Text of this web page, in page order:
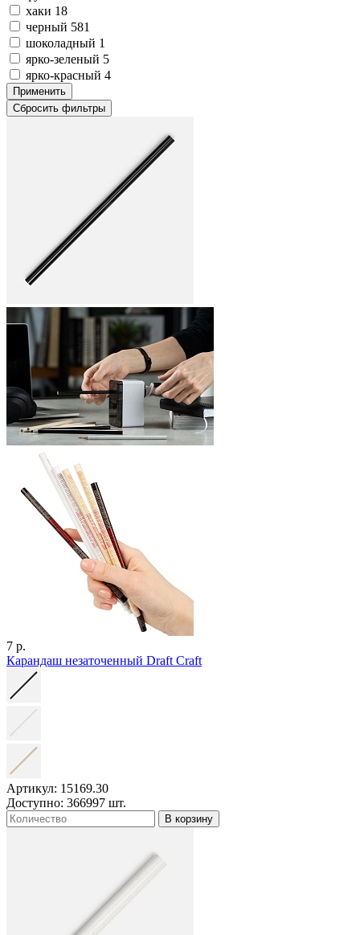
хаки 18
черный 581
шоколадный 1
ярко-зеленый 5
ярко-красный 4
Применить
Сбросить фильтры
7 р.
Карандаш незаточенный Draft Craft
Артикул: 15169.30
Доступно: 366997 шт.
В корзину